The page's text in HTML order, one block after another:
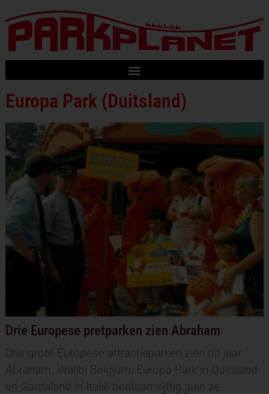
Europa Park (Duitsland)
Drie Europese pretparken zien Abraham
Drie grote Europese attractieparken zien dit jaar
Abraham. Walibi Belgium, Europa-Park in Duitsland
en Gardaland in Italië bestaan vijftig jaar; ze